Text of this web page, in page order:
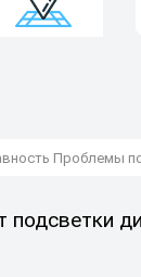
Проблемы
подсветки